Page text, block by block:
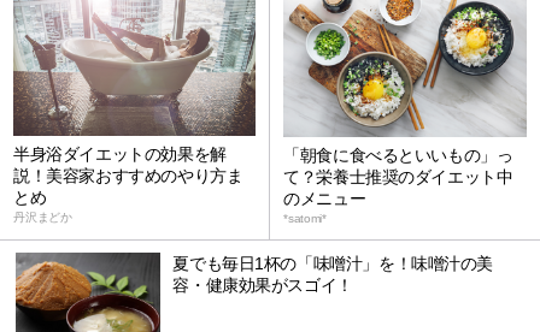
半身浴ダイエットの効果を解
説！美容家おすすめのやり方ま
とめ
丹沢まどか
「朝食に食べるといいもの」っ
て？栄養士推奨のダイエット中
のメニュー
*satomi*
夏でも毎日1杯の「味噌汁」を！味噌汁の美
容・健康効果がスゴイ！